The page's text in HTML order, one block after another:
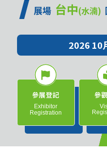
展場 台中(水湳)
2026 10
參展登記
Exhibitor
Registration
參